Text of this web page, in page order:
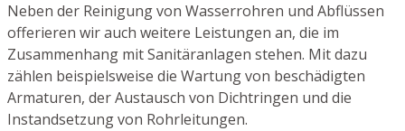
Neben der Reinigung von Wasserrohren und Abflüssen
offerieren wir auch weitere Leistungen an, die im
Zusammenhang mit Sanitäranlagen stehen. Mit dazu
zählen beispielsweise die Wartung von beschädigten
Armaturen, der Austausch von Dichtringen und die
Instandsetzung von Rohrleitungen.